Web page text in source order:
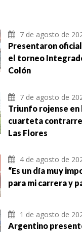
7 de agosto de
Presentaron
el torneo
Colón
7 de agosto de
Triunfo rojense en
cuarteta
Las Flores
4 de agosto de
“Es un día muy
para mi carrera y
1 de agosto de
Argentino